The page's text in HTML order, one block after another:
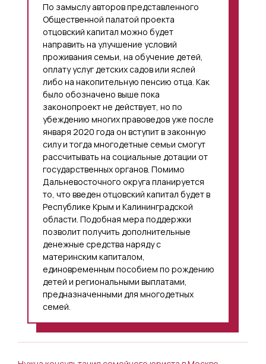
По замыслу авторов представленного
Общественной палатой проекта
отцовский капитал можно будет
направить на улучшение условий
проживания семьи, на обучение детей,
оплату услуг детских садов или яслей
либо на накопительную пенсию отца. Как
было обозначено выше пока
законопроект не действует, но по
убеждению многих правоведов уже после
января 2020 года он вступит в законную
силу и тогда многодетные семьи смогут
рассчитывать на социальные дотации от
государственных органов. Помимо
Дальневосточного округа планируется
то, что введен отцовский капитал будет в
Республике Крым и Калининградской
области. Подобная мера поддержки
позволит получить дополнительные
денежные средства наряду с
материнским капиталом,
единовременным пособием по рождению
детей и региональными выплатами,
предназначенными для многодетных
семей.